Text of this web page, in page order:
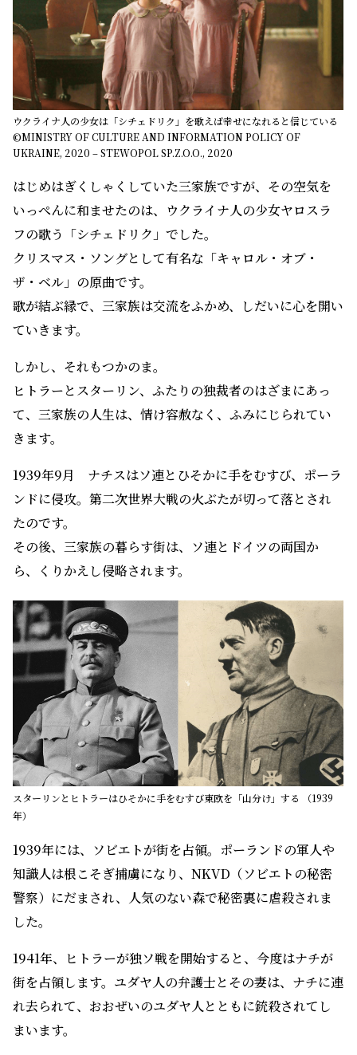
ウクライナ人の少女は「シチェドリク」を歌えば幸せになれると信じている
©MINISTRY OF CULTURE AND INFORMATION POLICY OF
UKRAINE, 2020 – STEWOPOL SP.Z.O.O., 2020
はじめはぎくしゃくしていた三家族ですが、その空気を
いっぺんに和ませたのは、ウクライナ人の少女ヤロスラ
フの歌う「シチェドリク」でした。
クリスマス・ソングとして有名な「キャロル・オブ・
ザ・ベル」の原曲です。
歌が結ぶ縁で、三家族は交流をふかめ、しだいに心を開い
ていきます。
しかし、それもつかのま。
ヒトラーとスターリン、ふたりの独裁者のはざまにあっ
て、三家族の人生は、情け容赦なく、ふみにじられてい
きます。
1939年9月 ナチスはソ連とひそかに手をむすび、ポーラ
ンドに侵攻。第二次世界大戦の火ぶたが切って落とされ
たのです。
その後、三家族の暮らす街は、ソ連とドイツの両国か
ら、くりかえし侵略されます。
スターリンとヒトラーはひそかに手をむすび東欧を「山分け」する （1939
年）
1939年には、ソビエトが街を占領。ポーランドの軍人や
知識人は根こそぎ捕虜になり、NKVD（ソビエトの秘密
警察）にだまされ、人気のない森で秘密裏に虐殺されま
した。
1941年、ヒトラーが独ソ戦を開始すると、今度はナチが
街を占領します。ユダヤ人の弁護士とその妻は、ナチに連
れ去られて、おおぜいのユダヤ人とともに銃殺されてし
まいます。